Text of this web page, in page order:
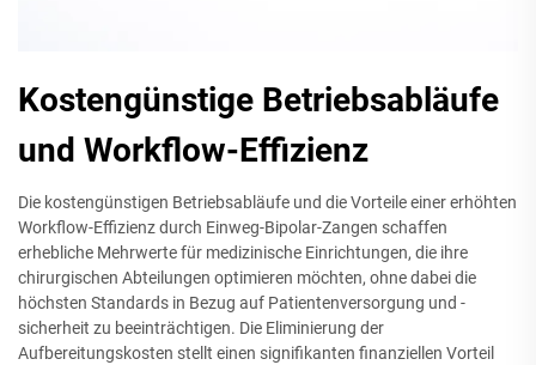
Kostengünstige Betriebsabläufe
und Workflow-Effizienz
Die kostengünstigen Betriebsabläufe und die Vorteile einer erhöhten
Workflow-Effizienz durch Einweg-Bipolar-Zangen schaffen
erhebliche Mehrwerte für medizinische Einrichtungen, die ihre
chirurgischen Abteilungen optimieren möchten, ohne dabei die
höchsten Standards in Bezug auf Patientenversorgung und -
sicherheit zu beeinträchtigen. Die Eliminierung der
Aufbereitungskosten stellt einen signifikanten finanziellen Vorteil